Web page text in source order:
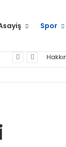
Spor